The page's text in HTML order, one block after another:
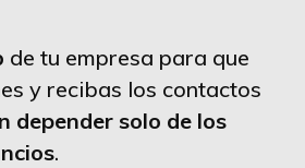
de tu empresa para que
y recibas los contactos
depender solo de los
.